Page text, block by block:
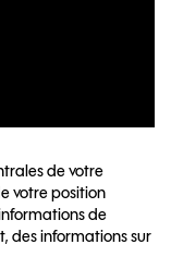
de votre
votre position
de
des informations sur